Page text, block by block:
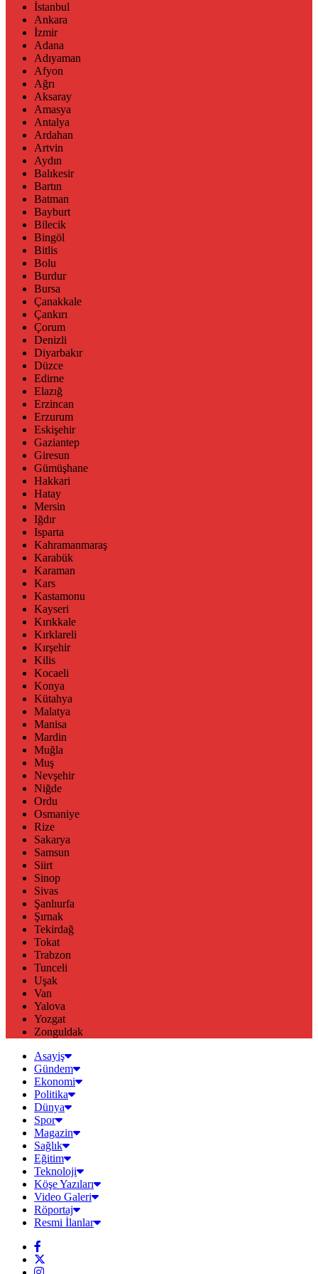
İstanbul
Ankara
İzmir
Adana
Adıyaman
Afyon
Ağrı
Aksaray
Amasya
Antalya
Ardahan
Artvin
Aydın
Balıkesir
Bartın
Batman
Bayburt
Bilecik
Bingöl
Bitlis
Bolu
Burdur
Bursa
Çanakkale
Çankırı
Çorum
Denizli
Diyarbakır
Düzce
Edirne
Elazığ
Erzincan
Erzurum
Eskişehir
Gaziantep
Giresun
Gümüşhane
Hakkari
Hatay
Mersin
Iğdır
Isparta
Kahramanmaraş
Karabük
Karaman
Kars
Kastamonu
Kayseri
Kırıkkale
Kırklareli
Kırşehir
Kilis
Kocaeli
Konya
Kütahya
Malatya
Manisa
Mardin
Muğla
Muş
Nevşehir
Niğde
Ordu
Osmaniye
Rize
Sakarya
Samsun
Siirt
Sinop
Sivas
Şanlıurfa
Şırnak
Tekirdağ
Tokat
Trabzon
Tunceli
Uşak
Van
Yalova
Yozgat
Zonguldak
Asayiş
Gündem
Ekonomi
Politika
Dünya
Spor
Magazin
Sağlık
Eğitim
Teknoloji
Köşe Yazıları
Video Galeri
Röportaj
Resmi İlanlar